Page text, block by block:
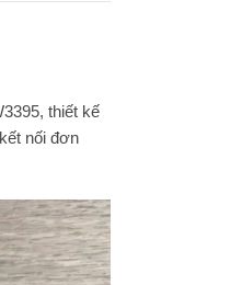
thiết kế
nối đơn